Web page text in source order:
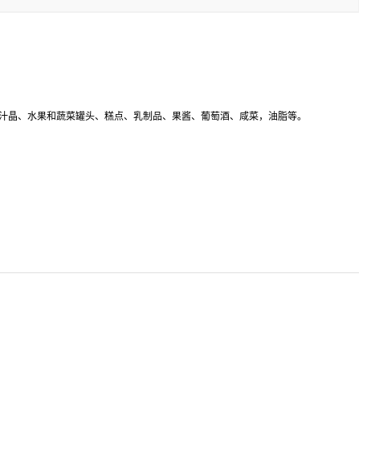
、水果和蔬菜罐头、糕点、乳制品、果酱、葡萄酒、咸菜，油脂等。